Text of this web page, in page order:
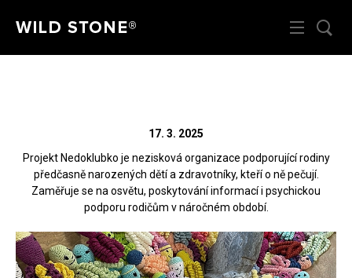
Menu
projekt Nedoklubko
Zpět
Rádi vám poradíme na312 520 159
(V pracovní dny od 8 – 17 hod)
17. 3. 2025
Projekt Nedoklubko je nezisková organizace podporující rodiny
předčasně narozených dětí a zdravotníky, kteří o ně pečují.
Zaměřuje se na osvětu, poskytování informací i psychickou
podporu rodičům v náročném období.